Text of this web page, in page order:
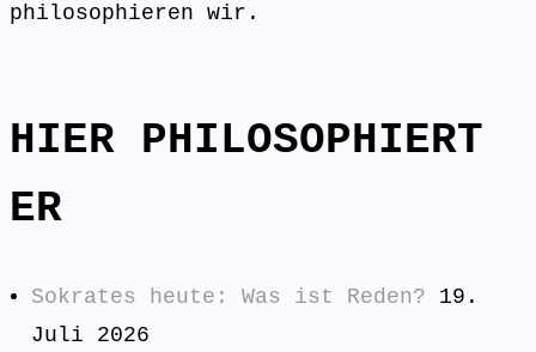
philosophieren wir.
HIER PHILOSOPHIERT
ER
Sokrates heute: Was ist Reden?
19.
Juli 2026